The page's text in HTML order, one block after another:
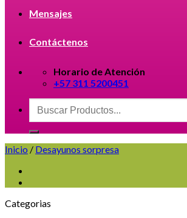
Mensajes
Contáctenos
Horario de Atención
+57 311 5200451
Buscar
por:
Inicio / Desayunos sorpresa
Categorias